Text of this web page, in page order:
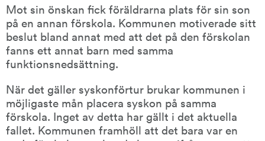
Mot sin önskan fick föräldrarna plats för sin son
på en annan förskola. Kommunen motiverade sitt
beslut bland annat med att det på den förskolan
fanns ett annat barn med samma
funktionsnedsättning.
När det gäller syskonförtur brukar kommunen i
möjligaste mån placera syskon på samma
förskola. Inget av detta har gällt i det aktuella
fallet. Kommunen framhöll att det bara var en